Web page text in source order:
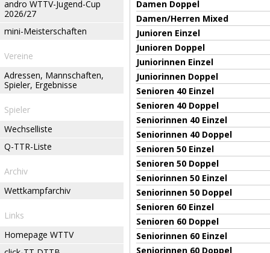
andro WTTV-Jugend-Cup
2026/27
mini-Meisterschaften
Vereine
Adressen, Mannschaften,
Spieler, Ergebnisse
Spieler
Wechselliste
Q-TTR-Liste
Archiv
Wettkampfarchiv
Links
Homepage WTTV
Damen Doppel
Damen/Herren Mixed
Junioren Einzel
Junioren Doppel
Juniorinnen Einzel
Juniorinnen Doppel
Senioren 40 Einzel
Senioren 40 Doppel
Seniorinnen 40 Einzel
Seniorinnen 40 Doppel
Senioren 50 Einzel
Senioren 50 Doppel
Seniorinnen 50 Einzel
Seniorinnen 50 Doppel
Senioren 60 Einzel
Senioren 60 Doppel
Seniorinnen 60 Einzel
Seniorinnen 60 Doppel